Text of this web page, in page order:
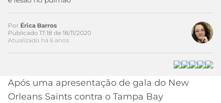
DE
APOSTAS
2026
BETBOOM
MEU
TIME
PALMEIRAS
CAMPEONATOS
SÉRIE
A
ESPORTIVA
Por Érica Barros
Publicado 17:18 de 18/11/2020
Atualizado há 6 anos
Após uma apresentação de gala do New
Orleans Saints contra o Tampa Bay